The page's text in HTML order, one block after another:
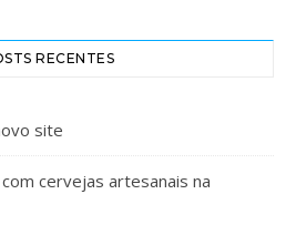
RECENTES
site
cervejas artesanais na